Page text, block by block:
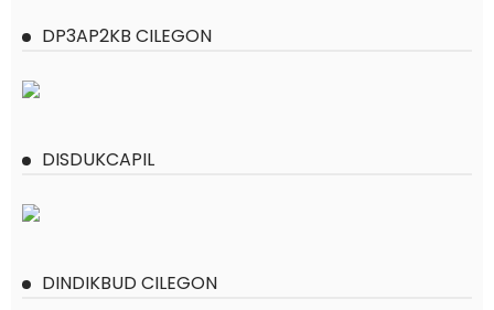
DP3AP2KB CILEGON
DISDUKCAPIL
DINDIKBUD CILEGON